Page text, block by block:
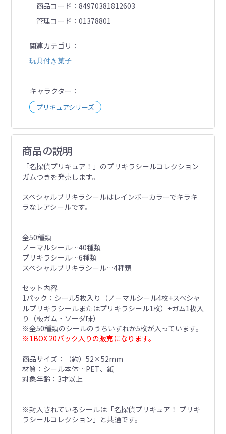
商品コード
84970381812603
管理コード
01378801
関連カテゴリ
玩具付き菓子
キャラクター
プリキュアシリーズ
商品の説明
「名探偵プリキュア！」のプリキラシールコレクション
ガムつきを発売します。
スペシャルプリキラシールはレインボーカラーでキラキ
ラなレアシールです。
全50種類
ノーマルシール…40種類
プリキラシール…6種類
スペシャルプリキラシール…4種類
セット内容
1パック：シール5枚入り（ノーマルシール4枚+スペシャ
ルプリキラシールまたはプリキラシール1枚）+ガム1枚入
り（板ガム・ソーダ味）
※全50種類のシールのうちいずれか5枚が入っています。
※1BOX 20パック入りの販売になります。
商品サイズ：（約）52×52mm
材質：シール本体…PET、紙
対象年齢：3才以上
※封入されているシールは「名探偵プリキュア！ プリキ
ラシールコレクション」と共通です。